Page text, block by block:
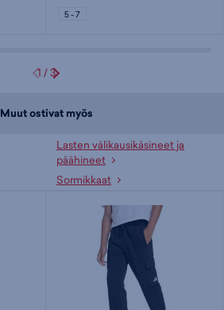
5 - 7
1 /3
Muut ostivat myös
Lasten välikausikäsineet ja
päähineet
Sormikkaat